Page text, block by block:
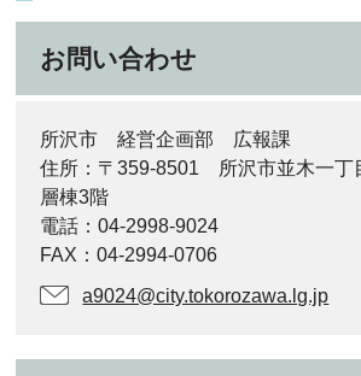
お問い合わせ
所沢市 経営企画部 広報課
住所：〒359-8501 所沢市並木一
層棟3階
電話：04-2998-9024
FAX：04-2994-0706
a9024@city.tokorozawa.lg.jp